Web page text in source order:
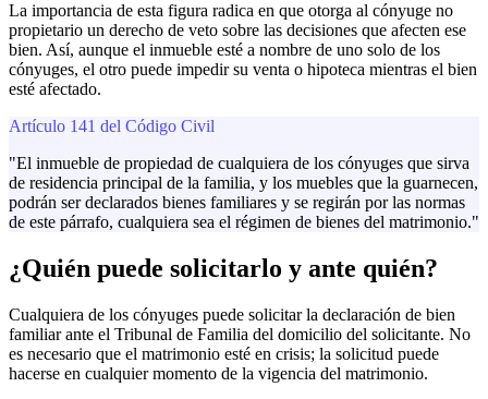
La importancia de esta figura radica en que otorga al cónyuge no
propietario un derecho de veto sobre las decisiones que afecten ese
bien. Así, aunque el inmueble esté a nombre de uno solo de los
cónyuges, el otro puede impedir su venta o hipoteca mientras el bien
esté afectado.
Artículo 141 del Código Civil
"El inmueble de propiedad de cualquiera de los cónyuges que sirva
de residencia principal de la familia, y los muebles que la guarnecen,
podrán ser declarados bienes familiares y se regirán por las normas
de este párrafo, cualquiera sea el régimen de bienes del matrimonio."
¿Quién puede solicitarlo y ante quién?
Cualquiera de los cónyuges puede solicitar la declaración de bien
familiar ante el Tribunal de Familia del domicilio del solicitante. No
es necesario que el matrimonio esté en crisis; la solicitud puede
hacerse en cualquier momento de la vigencia del matrimonio.